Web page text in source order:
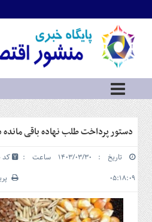
اطلاعات
تماس
ما
درباره
ما
سرویس
ها
بازار
سرمایه
و
بورس
مسکن
دستور پرداخت طلب نهاده باقی
تاریخ : ۱۴۰۳/۰۳/۳۰ ساعت :
۰۵:۱۸:۰۹
کد